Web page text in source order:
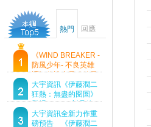
熱門 回應
《WIND BREAKER -
防風少年- 不良英雄
譚》傳說中最強的男
人現身！即將顛覆風
鈴高中！
大宇資訊《伊藤潤二
狂熱：無盡的囹圄》
登場 Steam 新品節
首支預告片及遊戲
Demo重磅釋出
大宇資訊全新力作重
磅預告 《伊藤潤二